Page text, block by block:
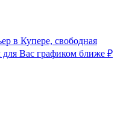
в Купере, свободная
Вас графиком ближе ₽